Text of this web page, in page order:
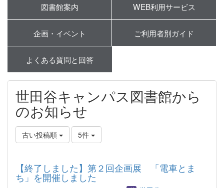
図書館案内 WEB利用サービス
企画・イベント ご利用者別ガイド
よくある質問と回答
世田谷キャンパス図書館から
のお知らせ
古い投稿順 5件
【終了しました】第２回企画展 「電車とま
ち」を開催しました